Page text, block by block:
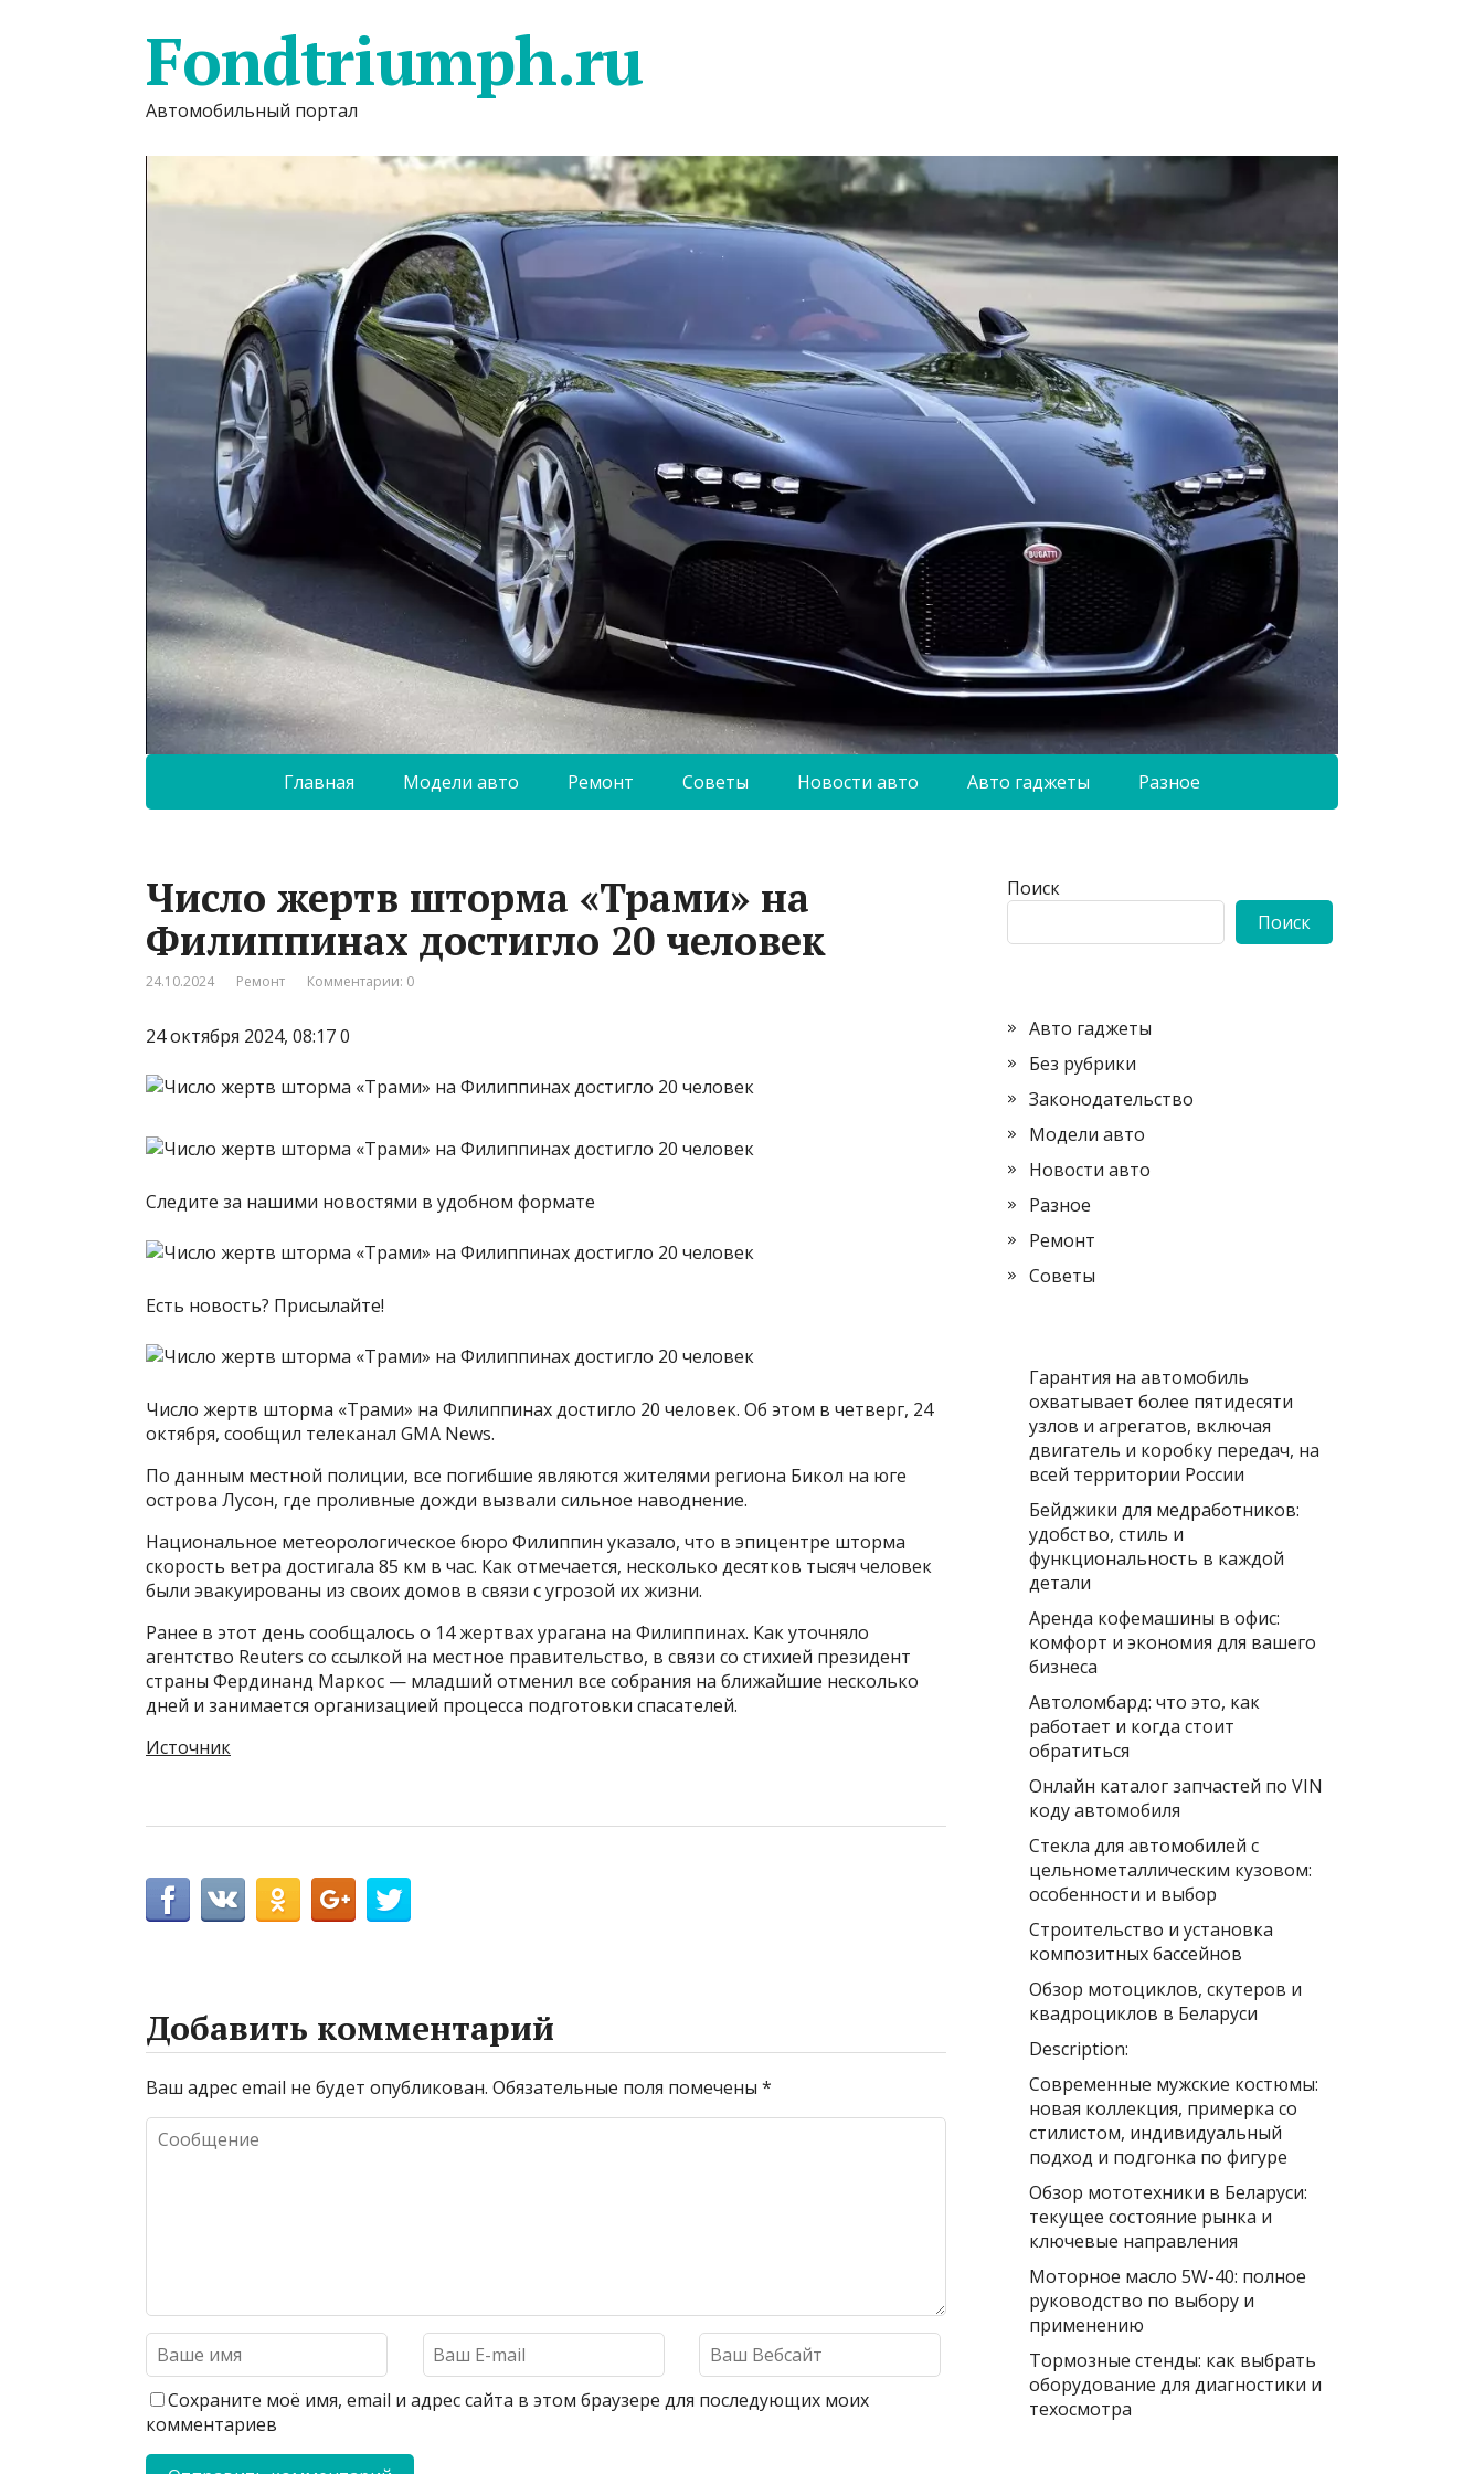
Fondtriumph.ru
Автомобильный портал
Главная Модели авто Ремонт Советы Новости авто Авто гаджеты Разное
Число жертв шторма «Трами» на
Филиппинах достигло 20 человек
24.10.2024 Ремонт Комментарии: 0
24 октября 2024, 08:17 0
Следите за нашими новостями в удобном формате
Есть новость? Присылайте!
Число жертв шторма «Трами» на Филиппинах достигло 20 человек. Об этом в четверг, 24
октября, сообщил телеканал GMA News.
По данным местной полиции, все погибшие являются жителями региона Бикол на юге
острова Лусон, где проливные дожди вызвали сильное наводнение.
Национальное метеорологическое бюро Филиппин указало, что в эпицентре шторма
скорость ветра достигала 85 км в час. Как отмечается, несколько десятков тысяч человек
были эвакуированы из своих домов в связи с угрозой их жизни.
Ранее в этот день сообщалось о 14 жертвах урагана на Филиппинах. Как уточняло
агентство Reuters со ссылкой на местное правительство, в связи со стихией президент
страны Фердинанд Маркос — младший отменил все собрания на ближайшие несколько
дней и занимается организацией процесса подготовки спасателей.
Источник
Добавить комментарий
Ваш адрес email не будет опубликован. Обязательные поля помечены *
Сохраните моё имя, email и адрес сайта в этом браузере для последующих моих
комментариев
Поиск
Поиск
Авто гаджеты
Без рубрики
Законодательство
Модели авто
Новости авто
Разное
Ремонт
Советы
Гарантия на автомобиль
охватывает более пятидесяти
узлов и агрегатов, включая
двигатель и коробку передач, на
всей территории России
Бейджики для медработников:
удобство, стиль и
функциональность в каждой
детали
Аренда кофемашины в офис:
комфорт и экономия для вашего
бизнеса
Автоломбард: что это, как
работает и когда стоит
обратиться
Онлайн каталог запчастей по VIN
коду автомобиля
Стекла для автомобилей с
цельнометаллическим кузовом:
особенности и выбор
Строительство и установка
композитных бассейнов
Обзор мотоциклов, скутеров и
квадроциклов в Беларуси
Description:
Современные мужские костюмы:
новая коллекция, примерка со
стилистом, индивидуальный
подход и подгонка по фигуре
Обзор мототехники в Беларуси:
текущее состояние рынка и
ключевые направления
Моторное масло 5W-40: полное
руководство по выбору и
применению
Тормозные стенды: как выбрать
оборудование для диагностики и
техосмотра